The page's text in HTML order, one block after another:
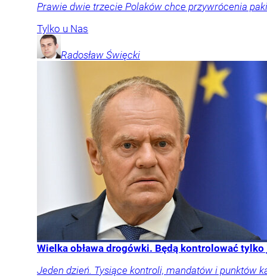
Prawie dwie trzecie Polaków chce przywrócenia
Tylko u Nas
Radosław Święcki
Wielka obława drogówki. Będą kontrolować tylko
Jeden dzień. Tysiące kontroli, mandatów i punktów